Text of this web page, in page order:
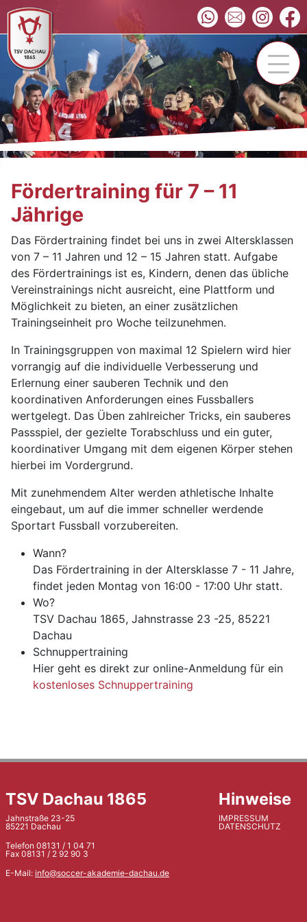
Fördertraining für 7 – 11
Jährige
Das Fördertraining findet bei uns in zwei Altersklassen
von 7 – 11 Jahren und 12 – 15 Jahren statt. Aufgabe
des Fördertrainings ist es, Kindern, denen das übliche
Vereinstrainings nicht ausreicht, eine Plattform und
Möglichkeit zu bieten, an einer zusätzlichen
Trainingseinheit pro Woche teilzunehmen.
In Trainingsgruppen von maximal 12 Spielern wird hier
vorrangig auf die individuelle Verbesserung und
Erlernung einer sauberen Technik und den
koordinativen Anforderungen eines Fussballers
wertgelegt. Das Üben zahlreicher Tricks, ein sauberes
Passspiel, der gezielte Torabschluss und ein guter,
koordinativer Umgang mit dem eigenen Körper stehen
hierbei im Vordergrund.
Mit zunehmendem Alter werden athletische Inhalte
eingebaut, um auf die immer schneller werdende
Sportart Fussball vorzubereiten.
Wann?
Das Fördertraining in der Altersklasse 7 - 11 Jahre,
findet jeden Montag von 16:00 - 17:00 Uhr statt.
Wo?
TSV Dachau 1865, Jahnstrasse 23 -25, 85221
Dachau
Schnuppertraining
Hier geht es direkt zur online-Anmeldung für ein
kostenloses Schnuppertraining
TSV Dachau 1865
Jahnstraße 23-25
85221 Dachau
Telefon 08131 / 1 04 71
Fax 08131 / 2 92 90 3
E-Mail: info@soccer-akademie-dachau.de
Hinweise
IMPRESSUM
DATENSCHUTZ